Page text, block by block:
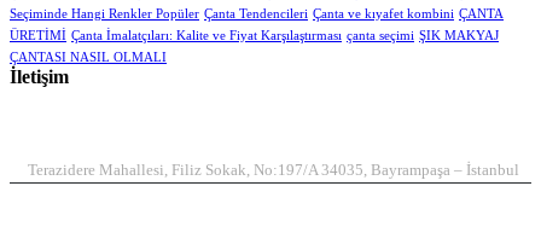
Seçiminde Hangi Renkler Popüler Çanta Tendencileri Çanta ve kıyafet kombini ÇANTA
ÜRETİMİ Çanta İmalatçıları: Kalite ve Fiyat Karşılaştırması çanta seçimi ŞIK MAKYAJ
ÇANTASI NASIL OLMALI
İletişim
Terazidere Mahallesi, Filiz Sokak, No:197/A 34035, Bayrampaşa – İstanbul